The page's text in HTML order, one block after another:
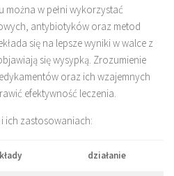
można w pełni wykorzystać
antybiotyków oraz metod
się na lepsze wyniki w walce z
się wysypką. Zrozumienie
oraz ich wzajemnych
efektywność leczenia.
ich zastosowaniach:
działanie